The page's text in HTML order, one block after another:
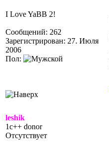
I Love YaBB 2!
Сообщений: 262
Зарегистрирован: 27. Июля
2006
Пол:
leshik
1c++ donor
Отсутствует